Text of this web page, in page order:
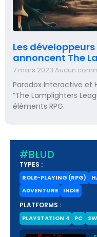
Les
annoncent The
7 mars 2023 Aucun
Paradox Interactive et
“The Lamplighters
éléments RPG.
#BLUD
TYPES :
ROLE-PLAYING (RPG)
ADVENTURE
INDIE
PLATFORMS :
PLAYSTATION 4 PC